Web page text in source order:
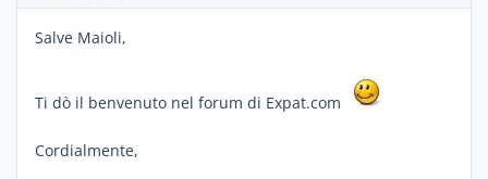
Salve Maioli,
Ti dò il benvenuto nel forum di Expat.com
Cordialmente,